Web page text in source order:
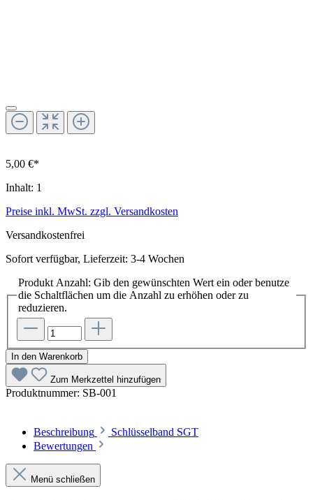
5,00 €*
Inhalt: 1
Preise inkl. MwSt. zzgl. Versandkosten
Versandkostenfrei
Sofort verfügbar, Lieferzeit: 3-4 Wochen
Produkt Anzahl: Gib den gewünschten Wert ein oder benutze
die Schaltflächen um die Anzahl zu erhöhen oder zu
reduzieren.
In den Warenkorb
Zum Merkzettel hinzufügen
Produktnummer: SB-001
Beschreibung
Schlüsselband SGT
Bewertungen
Menü schließen